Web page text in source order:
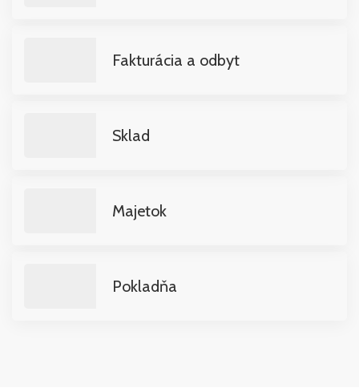
Fakturácia a odbyt
Sklad
Majetok
Pokladňa